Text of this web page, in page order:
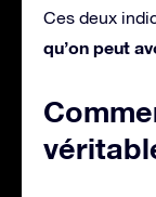
Ces deux
qu’on peut